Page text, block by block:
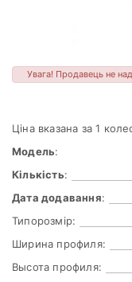
Увага! Продавець не
Ціна вказана за 1
Модель:
Кількість:
Дата додавання:
Типорозмір:
Ширина профиля:
Высота профиля: